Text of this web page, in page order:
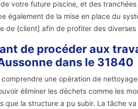
votre future piscine, et des
également de la mise en place du
de {client] afin de profiter des
de procéder aux
dans le 31840
une opération de
éliminer les déchets comme les
la structure a pu subir. La tâche va